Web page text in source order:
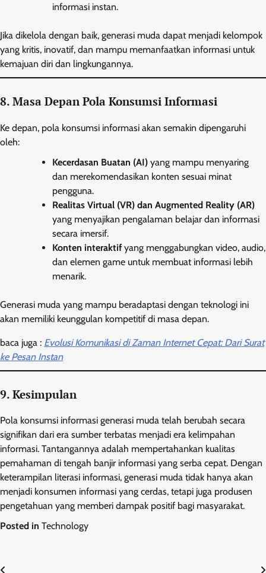
informasi instan.
Jika dikelola dengan baik, generasi muda dapat menjadi kelompok
yang kritis, inovatif, dan mampu memanfaatkan informasi untuk
kemajuan diri dan lingkungannya.
8. Masa Depan Pola Konsumsi Informasi
Ke depan, pola konsumsi informasi akan semakin dipengaruhi
oleh:
Kecerdasan Buatan (AI) yang mampu menyaring
dan merekomendasikan konten sesuai minat
pengguna.
Realitas Virtual (VR) dan Augmented Reality (AR)
yang menyajikan pengalaman belajar dan informasi
secara imersif.
Konten interaktifyang menggabungkan video, audio,
dan elemen game untuk membuat informasi lebih
menarik.
Generasi muda yang mampu beradaptasi dengan teknologi ini
akan memiliki keunggulan kompetitif di masa depan.
baca juga : Evolusi Komunikasi di Zaman Internet Cepat: Dari Surat
ke Pesan Instan
9. Kesimpulan
Pola konsumsi informasi generasi muda telah berubah secara
signifikan dari era sumber terbatas menjadi era kelimpahan
informasi. Tantangannya adalah mempertahankan kualitas
pemahaman di tengah banjir informasi yang serba cepat. Dengan
keterampilan literasi informasi, generasi muda tidak hanya akan
menjadi konsumen informasi yang cerdas, tetapi juga produsen
pengetahuan yang memberi dampak positif bagi masyarakat.
Posted in Technology